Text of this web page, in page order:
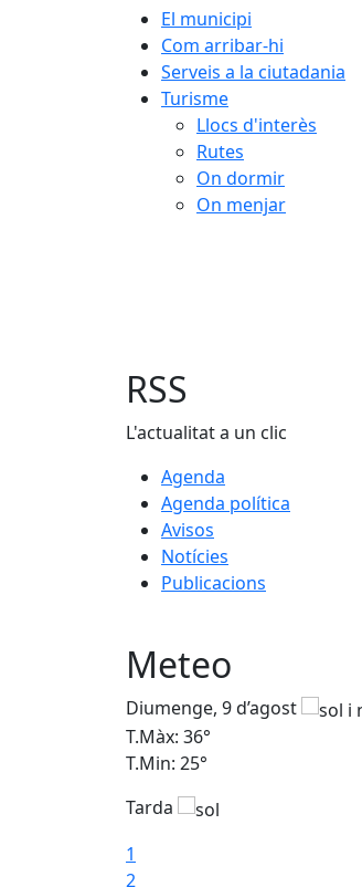
El municipi
Com arribar-hi
Serveis a la ciutadania
Turisme
Llocs d'interès
Rutes
On dormir
On menjar
RSS
L'actualitat a un clic
Agenda
Agenda política
Avisos
Notícies
Publicacions
Meteo
Diumenge, 9 d’agost
T.Màx: 36°
T.Min: 25°
Tarda
1
2